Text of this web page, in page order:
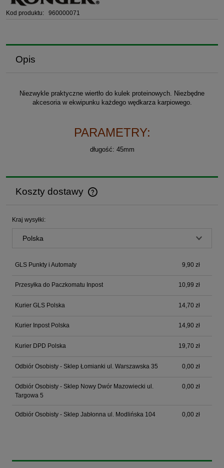
Kod produktu: 960000071
Opis
Niezwykle praktyczne wiertło do kulek proteinowych. Niezbędne
akcesoria w ekwipunku każdego wędkarza karpiowego.
PARAMETRY:
długość: 45mm
Koszty dostawy
Cena nie zawiera ewentualnych kosztów płatności
Kraj wysyłki:
GLS Punkty i Automaty 9,90 zł
Przesyłka do Paczkomatu Inpost 10,99 zł
Kurier GLS Polska 14,70 zł
Kurier Inpost Polska 14,90 zł
Kurier DPD Polska 19,70 zł
Odbiór Osobisty - Sklep Łomianki ul. Warszawska 35 0,00 zł
Odbiór Osobisty - Sklep Nowy Dwór Mazowiecki ul.
Targowa 5
0,00 zł
Odbiór Osobisty - Sklep Jabłonna ul. Modlińska 104 0,00 zł